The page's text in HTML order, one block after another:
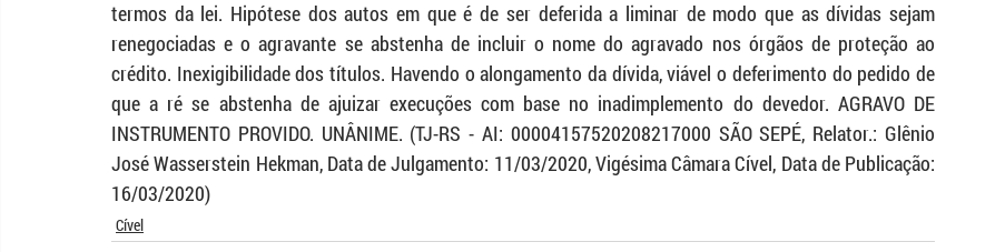
termos da lei. Hipótese dos autos em que é de ser deferida a liminar de modo que as dívidas sejam
renegociadas e o agravante se abstenha de incluir o nome do agravado nos órgãos de proteção ao
crédito. Inexigibilidade dos títulos. Havendo o alongamento da dívida, viável o deferimento do pedido de
que a ré se abstenha de ajuizar execuções com base no inadimplemento do devedor. AGRAVO DE
INSTRUMENTO PROVIDO. UNÂNIME. (TJ-RS - AI: 00004157520208217000 SÃO SEPÉ, Relator.: Glênio
José Wasserstein Hekman, Data de Julgamento: 11/03/2020, Vigésima Câmara Cível, Data de Publicação:
16/03/2020)
Cível